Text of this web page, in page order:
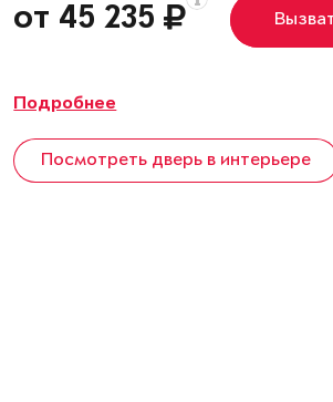
от 45 235
Подробнее
Посмотреть дверь в интерьере